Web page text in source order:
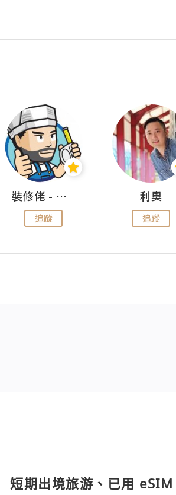
裝修佬 - 香港一站式網上裝修平台
追蹤
利奧
追蹤
短期出境旅游、已用